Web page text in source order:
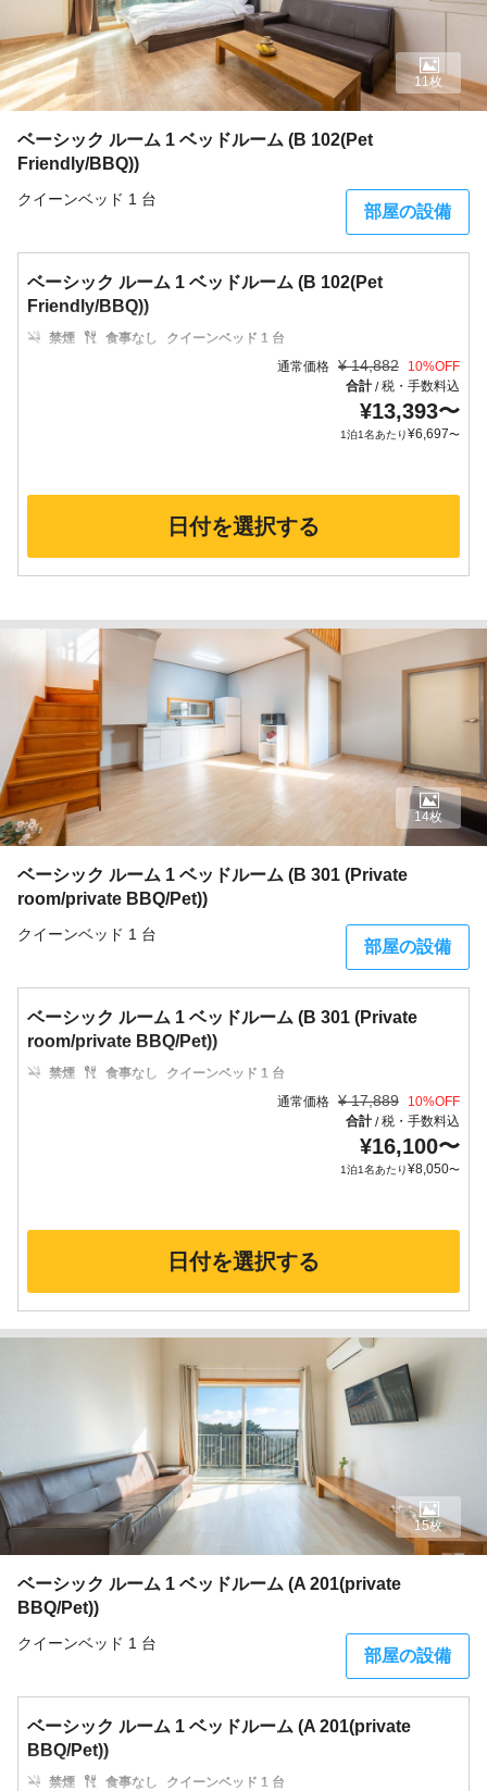
ベーシック ルーム 1 ベッドルーム (B 102(Pet
Friendly/BBQ))
クイーンベッド 1 台
部屋の設備
11枚
ベーシック ルーム 1 ベッドルーム (B 102(Pet
Friendly/BBQ))
禁煙 食事なし
クイーンベッド 1 台
通常価格 ¥ 14,882 10%OFF
合計/税・手数料込
¥13,393〜
1泊1名あたり¥6,697〜
日付を選択する
ベーシック ルーム 1 ベッドルーム (B 301 (Private
room/private BBQ/Pet))
クイーンベッド 1 台
部屋の設備
14枚
ベーシック ルーム 1 ベッドルーム (B 301 (Private
room/private BBQ/Pet))
禁煙 食事なし
クイーンベッド 1 台
通常価格 ¥ 17,889 10%OFF
合計/税・手数料込
¥16,100〜
1泊1名あたり¥8,050〜
日付を選択する
ベーシック ルーム 1 ベッドルーム (A 201(private
BBQ/Pet))
クイーンベッド 1 台
部屋の設備
15枚
ベーシック ルーム 1 ベッドルーム (A 201(private
BBQ/Pet))
禁煙 食事なし
クイーンベッド 1 台